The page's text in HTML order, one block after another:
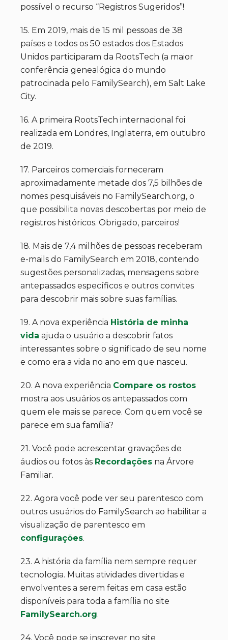
possível o recurso “Registros Sugeridos”!
15. Em 2019, mais de 15 mil pessoas de 38
países e todos os 50 estados dos Estados
Unidos participaram da RootsTech (a maior
conferência genealógica do mundo
patrocinada pelo FamilySearch), em Salt Lake
City.
16. A primeira RootsTech internacional foi
realizada em Londres, Inglaterra, em outubro
de 2019.
17. Parceiros comerciais forneceram
aproximadamente metade dos 7,5 bilhões de
nomes pesquisáveis no FamilySearch.org, o
que possibilita novas descobertas por meio de
registros históricos. Obrigado, parceiros!
18. Mais de 7,4 milhões de pessoas receberam
e-mails do FamilySearch em 2018, contendo
sugestões personalizadas, mensagens sobre
antepassados específicos e outros convites
para descobrir mais sobre suas famílias.
19. A nova experiência História de minha
vida ajuda o usuário a descobrir fatos
interessantes sobre o significado de seu nome
e como era a vida no ano em que nasceu.
20. A nova experiência Compare os rostos
mostra aos usuários os antepassados com
quem ele mais se parece. Com quem você se
parece em sua família?
21. Você pode acrescentar gravações de
áudios ou fotos às Recordações na Árvore
Familiar.
22. Agora você pode ver seu parentesco com
outros usuários do FamilySearch ao habilitar a
visualização de parentesco em
configurações.
23. A história da família nem sempre requer
tecnologia. Muitas atividades divertidas e
envolventes a serem feitas em casa estão
disponíveis para toda a família no site
FamilySearch.org.
24. Você pode se inscrever no site